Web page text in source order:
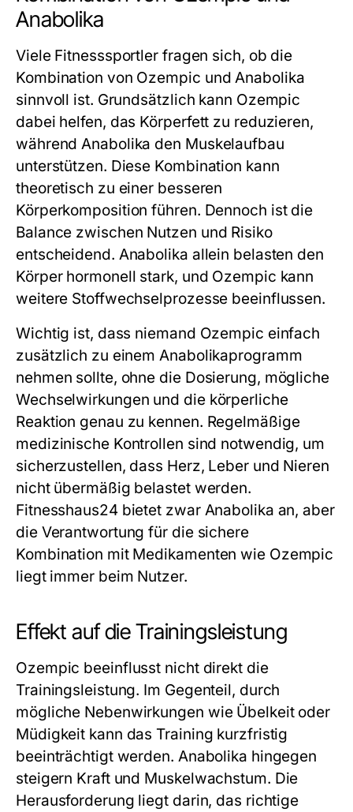
Anabolika
Viele Fitnesssportler fragen sich, ob die
Kombination von Ozempic und Anabolika
sinnvoll ist. Grundsätzlich kann Ozempic
dabei helfen, das Körperfett zu reduzieren,
während Anabolika den Muskelaufbau
unterstützen. Diese Kombination kann
theoretisch zu einer besseren
Körperkomposition führen. Dennoch ist die
Balance zwischen Nutzen und Risiko
entscheidend. Anabolika allein belasten den
Körper hormonell stark, und Ozempic kann
weitere Stoffwechselprozesse beeinflussen.
Wichtig ist, dass niemand Ozempic einfach
zusätzlich zu einem Anabolikaprogramm
nehmen sollte, ohne die Dosierung, mögliche
Wechselwirkungen und die körperliche
Reaktion genau zu kennen. Regelmäßige
medizinische Kontrollen sind notwendig, um
sicherzustellen, dass Herz, Leber und Nieren
nicht übermäßig belastet werden.
Fitnesshaus24 bietet zwar Anabolika an, aber
die Verantwortung für die sichere
Kombination mit Medikamenten wie Ozempic
liegt immer beim Nutzer.
Effekt auf die Trainingsleistung
Ozempic beeinflusst nicht direkt die
Trainingsleistung. Im Gegenteil, durch
mögliche Nebenwirkungen wie Übelkeit oder
Müdigkeit kann das Training kurzfristig
beeinträchtigt werden. Anabolika hingegen
steigern Kraft und Muskelwachstum. Die
Herausforderung liegt darin, das richtige